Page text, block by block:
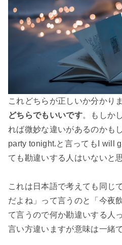
これどちらが正しいか分かり
どちらでもいいです。もしか
れば微妙な違いがあるのかも
party tonight.と言ってもI will
ても勘違いする人はいないと
これは日本語で考えても同じ
だよね」って言うのと「今夜
て言うので何か勘違いする人
言い方違いますが意味は一緒で